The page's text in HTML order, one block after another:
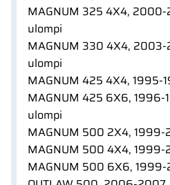
MAGNUM 325 4X4,
ulompi
MAGNUM 330 4X4,
ulompi
MAGNUM 425 4X4, 1995-
MAGNUM 425 6X6, 1996-
ulompi
MAGNUM 500 2X4, 1999-
MAGNUM 500 4X4,
MAGNUM 500 6X6,